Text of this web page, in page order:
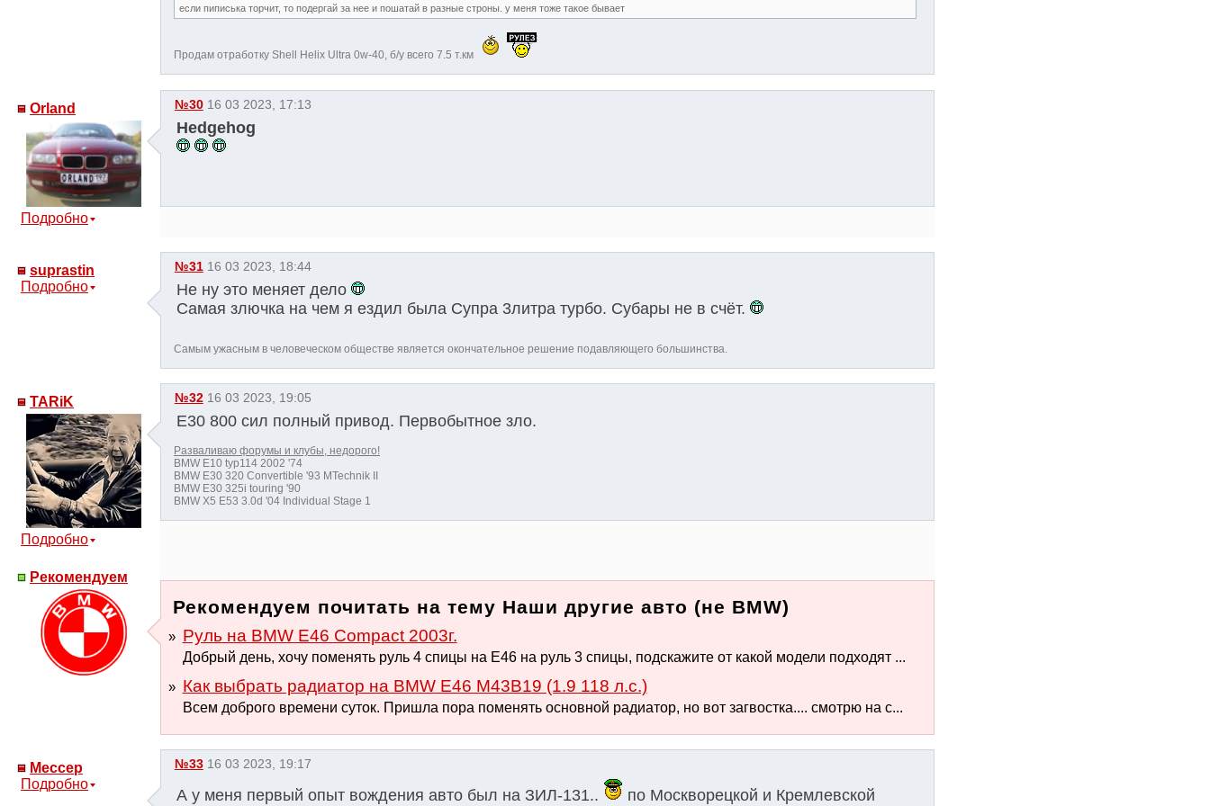
если пиписька торчит, то подергай за нее и пошатай в разные строны. у меня тоже такое бывает
Продам отработку Shell Helix Ultra 0w-40, б/у всего 7.5 т.км
Orland
Подробно
№30 16 03 2023, 17:13
Hedgehog
suprastin
Подробно
№31 16 03 2023, 18:44
Не ну это меняет дело
Самая злючка на чем я ездил была Супра 3литра турбо. Субары не в счёт.
Самым ужасным в человеческом обществе является окончательное решение подавляющего большинства.
TARiK
Подробно
№32 16 03 2023, 19:05
Е30 800 сил полный привод. Первобытное зло.
Разваливаю форумы и клубы, недорого!
BMW E10 typ114 2002 '74
BMW E30 320 Convertible '93 MTechnik II
BMW E30 325i touring '90
BMW X5 E53 3.0d '04 Individual Stage 1
Рекомендуем
Рекомендуем почитать на тему Наши другие авто (не BMW)
Руль на BMW E46 Compact 2003г.
Добрый день, хочу поменять руль 4 спицы на Е46 на руль 3 спицы, подскажите от какой модели подходят ...
Как выбрать радиатор на BMW E46 M43B19 (1.9 118 л.с.)
Всем доброго времени суток. Пришла пора поменять основной радиатор, но вот загвостка.... смотрю на с...
Мессер
Подробно
№33 16 03 2023, 19:17
А у меня первый опыт вождения авто был на ЗИЛ-131..
по Москворецкой и Кремлевской